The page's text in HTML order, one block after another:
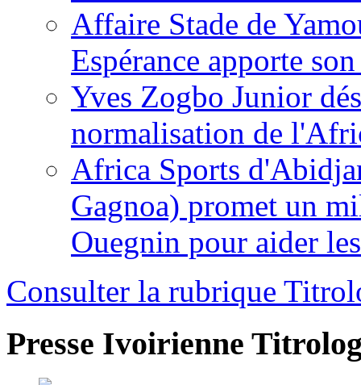
Affaire Stade de
Espérance apporte
Yves Zogbo Junior
normalisation de
Africa Sports
Gagnoa) promet un
Ouegnin pour aider
Consulter la rubrique
Presse Ivoirienne